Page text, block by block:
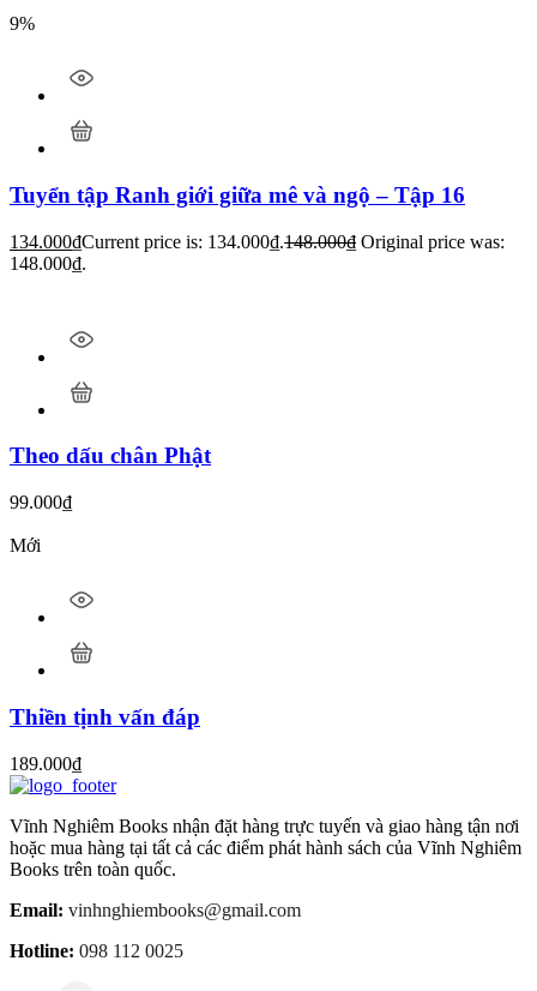
9%
Tuyển tập Ranh giới giữa mê và ngộ – Tập 16
134.000₫Current price is: 134.000₫.148.000₫ Original price was:
148.000₫.
Theo dấu chân Phật
99.000₫
Mới
Thiền tịnh vấn đáp
189.000₫
Vĩnh Nghiêm Books nhận đặt hàng trực tuyến và giao hàng tận nơi
hoặc mua hàng tại tất cả các điểm phát hành sách của Vĩnh Nghiêm
Books trên toàn quốc.
Email: vinhnghiembooks@gmail.com
Hotline: 098 112 0025